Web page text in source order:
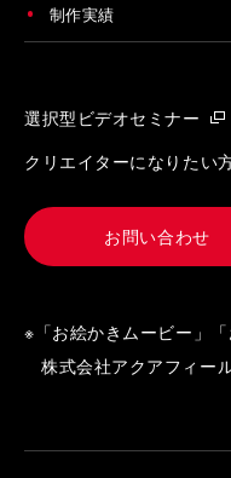
制作実績
選択型ビデオセミナー
クリエイターになりたい
お問い合わせ
※「お絵かきムービー」
株式会社アクアフィー